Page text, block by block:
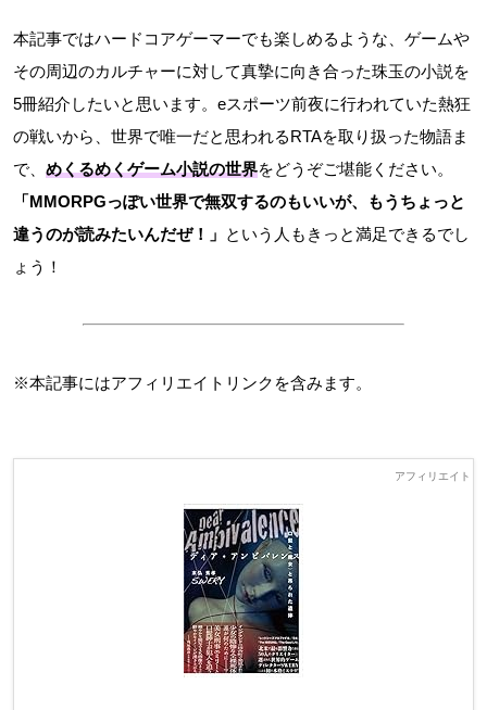
本記事ではハードコアゲーマーでも楽しめるような、ゲームや
その周辺のカルチャーに対して真摯に向き合った珠玉の小説を
5冊紹介したいと思います。eスポーツ前夜に行われていた熱狂
の戦いから、世界で唯一だと思われるRTAを取り扱った物語ま
で、 めくるめくゲーム小説の世界をどうぞご堪能ください。
「MMORPGっぽい世界で無双するのもいいが、もうちょっと
違うのが読みたいんだぜ！」 という人もきっと満足できるでし
ょう！
※本記事にはアフィリエイトリンクを含みます。